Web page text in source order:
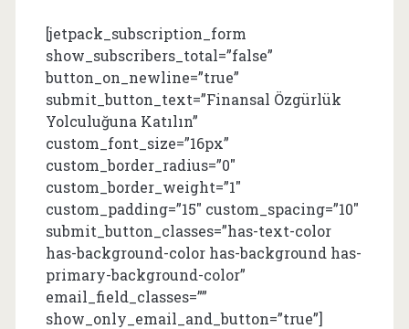
[jetpack_subscription_form
show_subscribers_total=”false”
button_on_newline=”true”
submit_button_text=”Finansal Özgürlük
Yolculuğuna Katılın”
custom_font_size=”16px”
custom_border_radius=”0″
custom_border_weight=”1″
custom_padding=”15″ custom_spacing=”10″
submit_button_classes=”has-text-color
has-background-color has-background has-
primary-background-color”
email_field_classes=””
show_only_email_and_button=”true”]